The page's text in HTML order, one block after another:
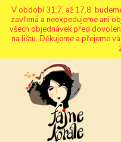
V období 31.7. až 17.8.
zavřená a neexpedujeme ani
všech objednávek před
na lištu. Děkujeme a přejeme